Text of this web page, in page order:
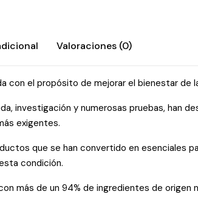
Valoraciones (0)
con el propósito de mejorar el bienestar de
investigación y numerosas pruebas, han
exigentes.
que se han convertido en esenciales
condición.
más de un 94% de ingredientes de origen